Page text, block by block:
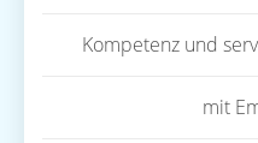
Kompetenz und
mit